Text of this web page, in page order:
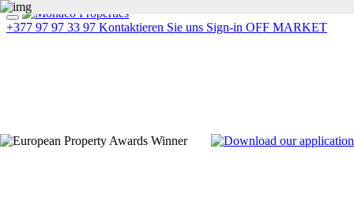
+377 97 97 33 97 Kontaktieren Sie uns Sign-in OFF MARKET